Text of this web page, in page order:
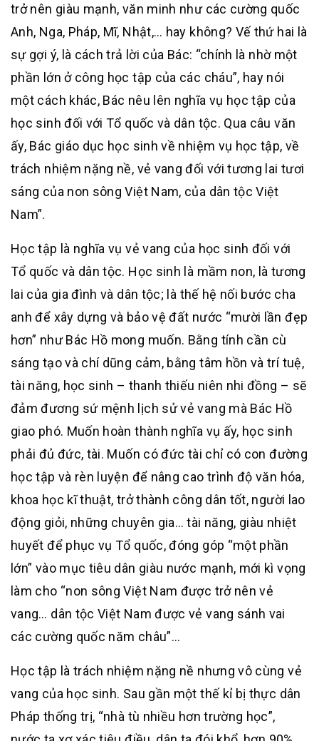
trở nên giàu mạnh, văn minh như các cường quốc
Anh, Nga, Pháp, Mĩ, Nhật,… hay không? Vế thứ hai là
sự gợi ý, là cách trả lời của Bác: “chính là nhờ một
phần lớn ở công học tập của các cháu”, hay nói
một cách khác, Bác nêu lên nghĩa vụ học tập của
học sinh đối với Tổ quốc và dân tộc. Qua câu văn
ấy, Bác giáo dục học sinh về nhiệm vụ học tập, về
trách nhiệm nặng nề, vẻ vang đối với tương lai tươi
sáng của non sông Việt Nam, của dân tộc Việt
Nam”.
Học tập là nghĩa vụ vẻ vang của học sinh đối với
Tổ quốc và dân tộc. Học sinh là mầm non, là tương
lai của gia đình và dân tộc; là thế hệ nối bước cha
anh để xây dựng và bảo vệ đất nước “mười lần đẹp
hơn” như Bác Hồ mong muốn. Bằng tính cần cù
sáng tạo và chí dũng cảm, bằng tâm hồn và trí tuệ,
tài năng, học sinh – thanh thiếu niên nhi đồng – sẽ
đảm đương sứ mệnh lịch sử vẻ vang mà Bác Hồ
giao phó. Muốn hoàn thành nghĩa vụ ấy, học sinh
phải đủ đức, tài. Muốn có đức tài chỉ có con đường
học tập và rèn luyện để nâng cao trình độ văn hóa,
khoa học kĩ thuật, trở thành công dân tốt, người lao
động giỏi, những chuyên gia… tài năng, giàu nhiệt
huyết để phục vụ Tổ quốc, đóng góp “một phần
lớn” vào mục tiêu dân giàu nước mạnh, mới kì vọng
làm cho “non sông Việt Nam được trở nên vẻ
vang… dân tộc Việt Nam được vẻ vang sánh vai
các cường quốc năm châu”…
Học tập là trách nhiệm nặng nề nhưng vô cùng vẻ
vang của học sinh. Sau gần một thế kỉ bị thực dân
Pháp thống trị, “nhà tù nhiều hơn trường học”,